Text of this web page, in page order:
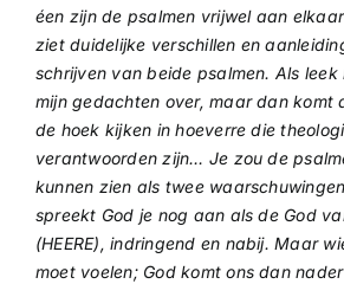
éen zijn de psalmen vrijwel aan
ziet duidelijke verschillen en
schrijven van beide psalmen. Als
mijn gedachten over, maar dan komt
de hoek kijken in hoeverre die
verantwoorden zijn… Je zou de
kunnen zien als twee
spreekt God je nog aan als de God
(HEERE), indringend en nabij. Maar
moet voelen; God komt ons dan